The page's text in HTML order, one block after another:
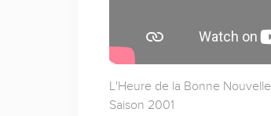
L'Heure de la Bonne Nouvelle
Saison 2001